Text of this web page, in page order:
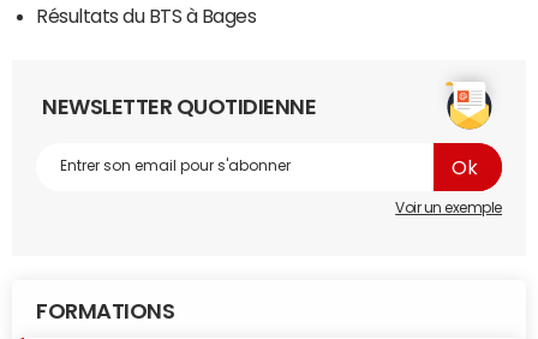
Résultats du BTS à Bages
NEWSLETTER QUOTIDIENNE
Voir un exemple
FORMATIONS